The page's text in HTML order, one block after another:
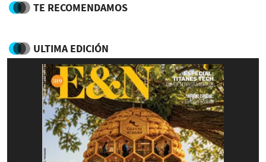
TE RECOMENDAMOS
ULTIMA EDICIÓN